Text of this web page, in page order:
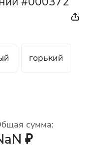
горький
сумма:
₽